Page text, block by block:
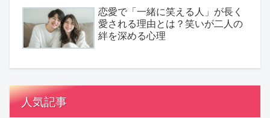
恋愛で「一緒に笑える人」が長く
愛される理由とは？笑いが二人の
絆を深める心理
人気記事